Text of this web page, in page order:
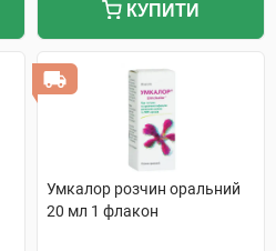
КУПИТИ
Умкалор розчин оральний
20 мл 1 флакон